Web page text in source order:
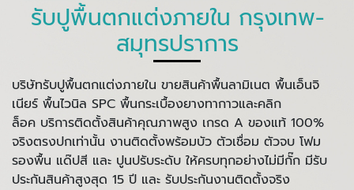
รับปูพื้นตกแต่งภายใน กรุงเทพ-
สมุทรปราการ
บริษัทรับปูพื้นตกแต่งภายใน ขายสินค้าพื้นลามิเนต พื้นเอ็นจิ
เนียร์ พื้นไวนิล SPC พื้นกระเบื้องยางทากาวและคลิก
ล็อค บริการติดตั้งสินค้าคุณภาพสูง เกรด A ของแท้ 100%
จริงตรงปกเท่านั้น งานติดตั้งพร้อมบัว ตัวเชื่อม ตัวจบ โฟม
รองพื้น แด๊ปสี และ ปูนปรับระดับ ให้ครบทุกอย่างไม่มีกั๊ก มีรับ
ประกันสินค้าสูงสุด 15 ปี และ รับประกันงานติดตั้งจริง